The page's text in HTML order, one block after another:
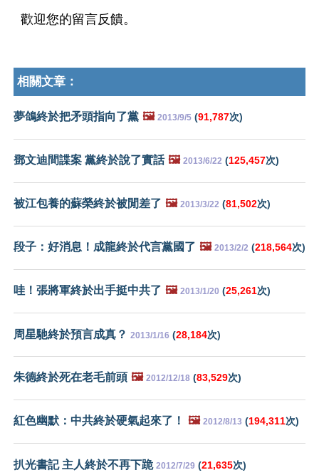
歡迎您的留言反饋。
相關文章：
夢鴿終於把矛頭指向了黨 🖼️ 2013/9/5 (91,787次)
鄧文迪間諜案 黨終於說了實話 🖼️ 2013/6/22 (125,457次)
被江包養的蘇榮終於被閒差了 🖼️ 2013/3/22 (81,502次)
段子：好消息！成龍終於代言黨國了 🖼️ 2013/2/2 (218,564次)
哇！張將軍終於出手挺中共了 🖼️ 2013/1/20 (25,261次)
周星馳終於預言成真？ 2013/1/16 (28,184次)
朱德終於死在老毛前頭 🖼️ 2012/12/18 (83,529次)
紅色幽默：中共終於硬氣起來了！ 🖼️ 2012/8/13 (194,311次)
扒光書記 主人終於不再下跪 2012/7/29 (21,635次)